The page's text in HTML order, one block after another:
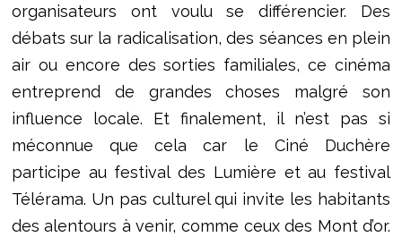
organisateurs ont voulu se différencier. Des
débats sur la radicalisation, des séances en plein
air ou encore des sorties familiales, ce cinéma
entreprend de grandes choses malgré son
influence locale. Et finalement, il n’est pas si
méconnue que cela car le Ciné Duchère
participe au festival des Lumière et au festival
Télérama. Un pas culturel qui invite les habitants
des alentours à venir, comme ceux des Mont d’or.